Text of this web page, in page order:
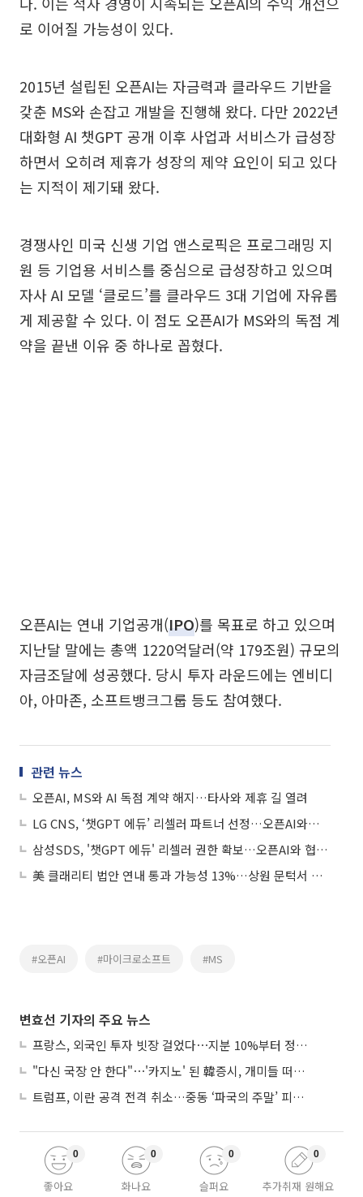
로 이어질 가능성이 있다.
2015년 설립된 오픈AI는 자금력과 클라우드 기반을
갖춘 MS와 손잡고 개발을 진행해 왔다. 다만 2022년
대화형 AI 챗GPT 공개 이후 사업과 서비스가 급성장
하면서 오히려 제휴가 성장의 제약 요인이 되고 있다
는 지적이 제기돼 왔다.
경쟁사인 미국 신생 기업 앤스로픽은 프로그래밍 지
원 등 기업용 서비스를 중심으로 급성장하고 있으며
자사 AI 모델 ‘클로드’를 클라우드 3대 기업에 자유롭
게 제공할 수 있다. 이 점도 오픈AI가 MS와의 독점 계
약을 끝낸 이유 중 하나로 꼽혔다.
오픈AI는 연내 기업공개(IPO)를 목표로 하고 있으며
지난달 말에는 총액 1220억달러(약 179조원) 규모의
자금조달에 성공했다. 당시 투자 라운드에는 엔비디
아, 아마존, 소프트뱅크그룹 등도 참여했다.
관련 뉴스
오픈AI, MS와 AI 독점 계약 해지…타사와 제휴 길 열려
LG CNS, ‘챗GPT 에듀’ 리셀러 파트너 선정…오픈AI와의 협력으로 교육 AX 시장 공략
삼성SDS, '챗GPT 에듀' 리셀러 권한 확보…오픈AI와 협력 확대
美 클래리티 법안 연내 통과 가능성 13%…상원 문턱서 제동
#오픈AI #마이크로소프트 #MS
변효선 기자의 주요 뉴스
프랑스, 외국인 투자 빗장 걸었다⋯지분 10%부터 정부가 승인
"다신 국장 안 한다"⋯'카지노' 된 韓증시, 개미들 떠난다
트럼프, 이란 공격 전격 취소…중동 ‘파국의 주말’ 피했다
좋아요
0
화나요
0
슬퍼요
0
추가취재 원해요
0